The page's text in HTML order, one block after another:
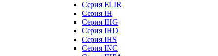
Серия ELIR
Серия IH
Серия IHG
Серия IHD
Серия IHS
Серия INC